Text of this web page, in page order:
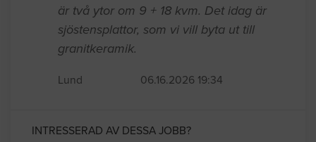
är två ytor om 9 + 18 kvm. Det idag är
sjöstensplattor, som vi vill byta ut till
granitkeramik.
Lund 06.16.2026 19:34
INTRESSERAD AV DESSA JOBB?